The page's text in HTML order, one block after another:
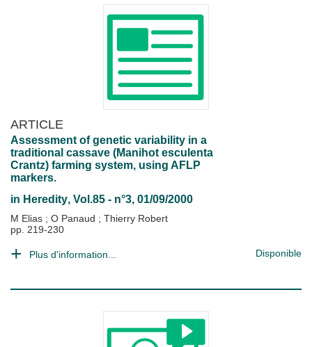
ARTICLE
Assessment of genetic variability in a
traditional cassave (Manihot esculenta
Crantz) farming system, using AFLP
markers.
in Heredity, Vol.85 - n°3, 01/09/2000
M Elias ; O Panaud ; Thierry Robert
pp. 219-230
Plus d'information... Disponible